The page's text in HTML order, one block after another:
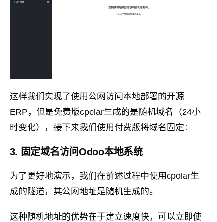
这样我们实现了使用公网访问本地部署的开源
ERP，但是免费版cpolar生成的是随机域名（24小
时变化），接下来我们使用付费版将域名固定：
3. 固定域名访问Odoo本地系统
为了更好地演示，我们在前述过程中使用cpolar生
成的隧道，其公网地址是随机生成的。
这种随机地址的优势在于建立速度快，可以立即使